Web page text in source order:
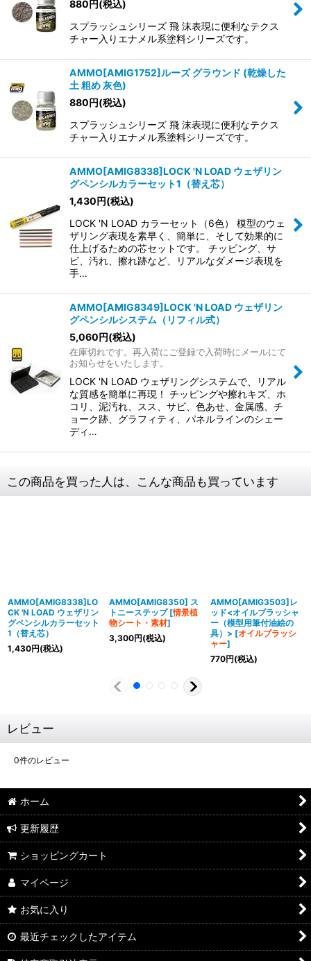
880円(税込)
スプラッシュシリーズ 飛 沫表現に便利なテクス
チャー入りエナメル系塗料シリーズです。
AMMO[AMIG1752]ルーズ グラウンド (乾燥した
土 粗め 灰色)
880円(税込)
スプラッシュシリーズ 飛 沫表現に便利なテクス
チャー入りエナメル系塗料シリーズです。
AMMO[AMIG8338]LOCK 'N LOAD ウェザリン
グペンシルカラーセット1（替え芯）
1,430円(税込)
LOCK 'N LOAD カラーセット（6色） 模型のウェ
ザリング表現を素早く、簡単に、そして効果的に
仕上げるための芯セットです。 チッピング、サ
ビ、汚れ、擦れ跡など、リアルなダメージ表現を
手…
AMMO[AMIG8349]LOCK 'N LOAD ウェザリン
グペンシルシステム（リフィル式）
5,060円(税込)
在庫切れです。再入荷にご登録で入荷時にメールにて
お知らせをいたします。
LOCK 'N LOAD ウェザリングシステムで、リアル
な質感を簡単に再現！ チッピングや擦れキズ、ホ
コリ、泥汚れ、スス、サビ、色あせ、金属感、チ
ョーク跡、グラフィティ、パネルラインのシェー
ディ…
この商品を買った人は、こんな商品も買っています
AMMO[AMIG8338]LO
CK 'N LOAD ウェザリン
グペンシルカラーセット
1（替え芯）
1,430円(税込)
AMMO[AMIG8350] ス
トニーステップ [情景植
物シート・素材]
3,300円(税込)
AMMO[AMIG3503]レ
ッド<オイルブラッシャ
ー（模型用筆付油絵の
具）> [オイルブラッシ
ャー]
770円(税込)
レビュー
0件のレビュー
ホーム
更新履歴
ショッピングカート
マイページ
お気に入り
最近チェックしたアイテム